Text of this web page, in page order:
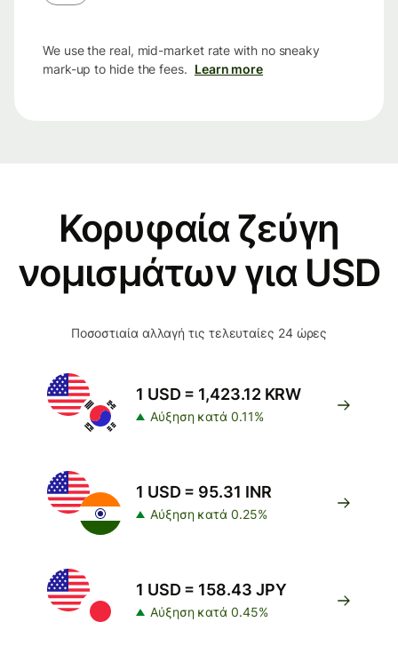
We use the real, mid-market rate with no sneaky
mark-up to hide the fees. Learn more
Κορυφαία ζεύγη
νομισμάτων για USD
Ποσοστιαία αλλαγή τις τελευταίες 24 ώρες
1 USD = 1,423.12 KRW
Αύξηση κατά 0.11%
1 USD = 95.31 INR
Αύξηση κατά 0.25%
1 USD = 158.43 JPY
Αύξηση κατά 0.45%